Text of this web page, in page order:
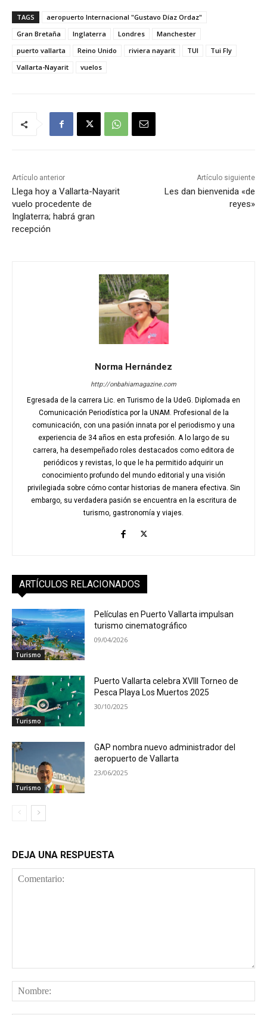
TAGS
aeropuerto Internacional "Gustavo Díaz Ordaz"
Gran Bretaña
Inglaterra Londres
Manchester
puerto vallarta
Reino Unido riviera nayarit TUI
Tui Fly
Vallarta-Nayarit
vuelos
Artículo anterior
Llega hoy a Vallarta-Nayarit
vuelo procedente de
Inglaterra; habrá gran
recepción
Artículo siguiente
Les dan bienvenida «de
reyes»
Norma Hernández
http://onbahiamagazine.com
Egresada de la carrera Lic. en Turismo de la UdeG. Diplomada en
Comunicación Periodística por la UNAM. Profesional de la
comunicación, con una pasión innata por el periodismo y una
experiencia de 34 años en esta profesión. A lo largo de su
carrera, ha desempeñado roles destacados como editora de
periódicos y revistas, lo que le ha permitido adquirir un
conocimiento profundo del mundo editorial y una visión
privilegiada sobre cómo contar historias de manera efectiva. Sin
embargo, su verdadera pasión se encuentra en la escritura de
turismo, gastronomía y viajes.
ARTÍCULOS RELACIONADOS
Turismo
Películas en Puerto Vallarta impulsan
turismo cinematográfico
09/04/2026
Turismo
Puerto Vallarta celebra XVIII Torneo de
Pesca Playa Los Muertos 2025
30/10/2025
Turismo
GAP nombra nuevo administrador del
aeropuerto de Vallarta
23/06/2025
DEJA UNA RESPUESTA